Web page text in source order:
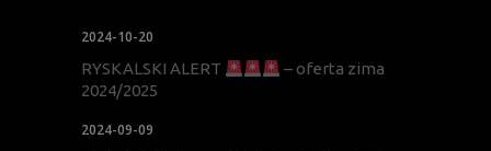
2024-10-20
RYSKALSKI ALERT
– oferta zima
2024/2025
2024-09-09